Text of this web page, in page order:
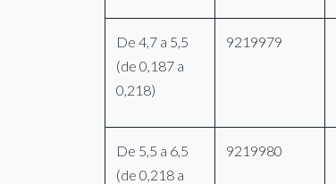
De 4,7 a 5,5
(de 0,187 a
0,218)
9219979
De 5,5 a 6,5
(de 0,218 a
9219980